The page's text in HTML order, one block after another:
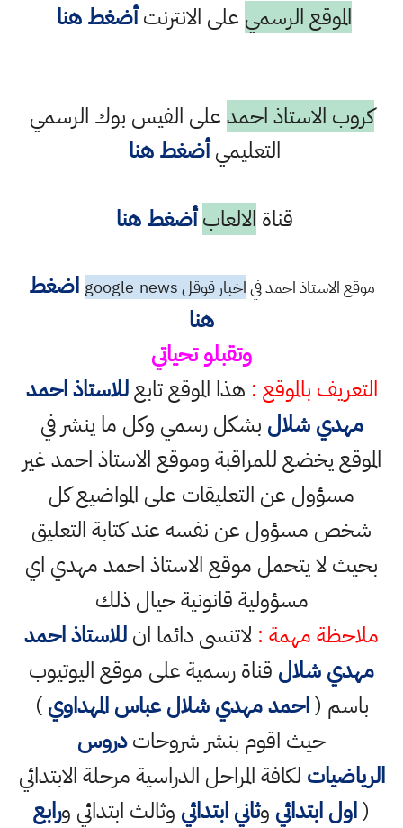
الموقع الرسمي على الانترنتأضغط هنا
كروب الاستاذ احمدعلى الفيس بوك الرسمي
التعليميأضغط هنا
قناة الالعاب أضغط هنا
موقع الاستاذ احمد فياخبار قوقل googlenews
اضغط
هنا
وتقبلو تحياتي
التعريف بالموقع : هذا الموقع تابعللاستاذ احمد
مهدي شلال بشكل رسمي وكل ما ينشر في
الموقع يخضع للمراقبة وموقع الاستاذ احمد غير
مسؤول عن التعليقات على المواضيع كل
شخص مسؤول عن نفسه عند كتابة التعليق
بحيث لا يتحمل موقع الاستاذ احمد مهدي اي
مسؤولية قانونية حيال ذلك
ملاحظة مهمة : لاتنسى دائما انللاستاذ احمد
مهدي شلال قناة رسمية على موقع اليوتيوب
باسم (احمد مهدي شلال عباس المهداوي)
حيث اقوم بنشر شروحاتدروس
الرياضيات لكافة المراحل الدراسية مرحلة الابتدائي
(اول ابتدائي وثاني ابتدائي وثالث ابتدائي ورابع